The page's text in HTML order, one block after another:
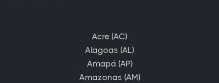
Acre (AC)
Alagoas (AL)
Amapá (AP)
Amazonas (AM)